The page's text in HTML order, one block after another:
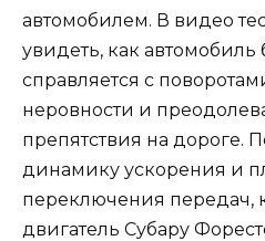
автомобилем. В видео
увидеть, как автомобиль
справляется с
неровности и
препятствия на дороге.
динамику ускорения и
переключения передач,
двигатель Субару